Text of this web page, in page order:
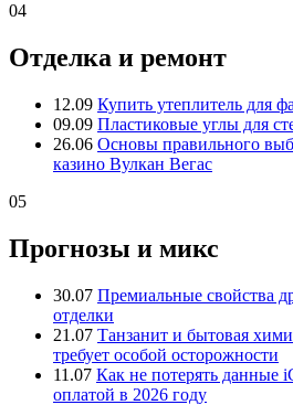
04
Отделка и ремонт
12.09 Купить утеплитель для
09.09 Пластиковые углы для
26.06 Основы правильного
казино Вулкан Вегас
05
Прогнозы и микс
30.07 Премиальные свойства
отделки
21.07 Танзанит и бытовая
требует особой осторожности
11.07 Как не потерять данные
оплатой в 2026 году